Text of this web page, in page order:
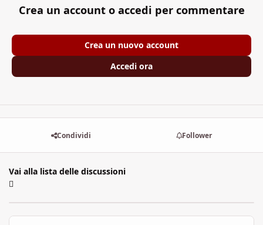
Crea un account o accedi per commentare
Crea un nuovo account
Accedi ora
Condividi Follower
Vai alla lista delle discussioni